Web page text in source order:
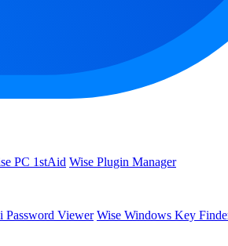
PC 1stAid Wise Plugin Manager
Password Viewer Wise Windows Key